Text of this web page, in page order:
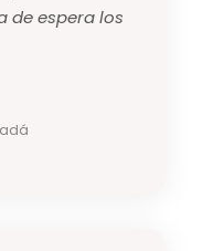
de espera los